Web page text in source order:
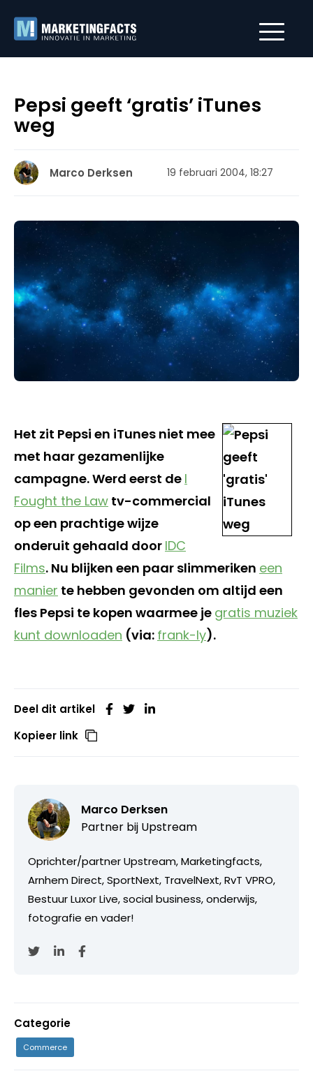
Pepsi geeft ‘gratis’ iTunes
weg
Marco Derksen 19 februari 2004, 18:27
Het zit Pepsi en iTunes niet mee
met haar gezamenlijke
campagne. Werd eerst de I
Fought the Law tv-commercial
op een prachtige wijze
onderuit gehaald door IDC
Films. Nu blijken een paar slimmeriken een
manier te hebben gevonden om altijd een
fles Pepsi te kopen waarmee je gratis muziek
kunt downloaden (via: frank-ly).
Deel dit artikel
Kopieer link
Marco Derksen
Partner bij Upstream
Oprichter/partner Upstream, Marketingfacts,
Arnhem Direct, SportNext, TravelNext, RvT VPRO,
Bestuur Luxor Live, social business, onderwijs,
fotografie en vader!
Categorie
Commerce